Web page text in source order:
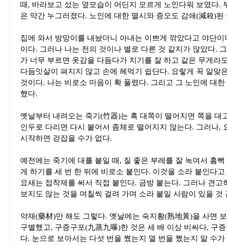
때, 바라보고 섰는 옆모습이 어딘지 모르게 노인다워 보였다.
은 약간 누그러졌다. 노인에 대한 멸시와 증오도 감쇄(減殺)된
집에 와서 방망이를 내놨더니 아내는 이쁘게 깎았다고 야단
이다. 그러나 나는 전의 것이나 별로 다른 것 같지가 않았다.
가 너무 부르면 옷감을 다듬다가 치기를 잘 하고 같은 무게라
다듬잇살이 펴지지 않고 손에 헤먹기 쉽단다. 요렇게 꼭 알맞
것이다. 나는 비로소 마음이 확 풀렸다. 그리고 그 노인에 대
했다.
옛날부터 내려오는 죽기(竹器)는 혹 대쪽이 떨어지면 쪽을 대
인두로 다리면 다시 붙어서 좀체로 떨어지지 않는다. 그러나,
시작하면 걷잡을 수가 없다.
예전에는 죽기에 대를 붙일 때, 질 좋은 부레를 잘 녹여서 흠
게 하기를 세 번 한 뒤에 비로소 붙인다. 이것을 소라 붙인다
요새는 접착제를 써서 직접 붙인다. 금방 붙는다. 그러나 견
보지도 않는 것을 며칠씩 걸려 가며 소라 붙일 사람이 있을 것
약재(藥材)만 해도 그렇다. 옛날에는 숙지황(熟地黃)을 사면
구별했고, 구증구포(九蒸九曝)한 것은 세 배 이상 비싸다, 구
다. 눈으로 보아서는 다섯 번을 쪘는지 열 번을 쪘는지 알 수